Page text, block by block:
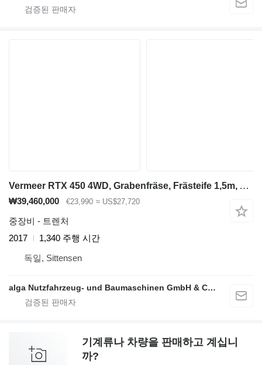
Vermeer RTX 450 4WD, Grabenfräse, Frästeife 1,5m, Allrad
₩39,460,000 €23,990 ≈ US$27,720
중장비 - 트렌처
2017
1,340 주행 시간
독일, Sittensen
alga Nutzfahrzeug- und Baumaschinen GmbH & Co. KG
기계류나 차량을 판매하고 계십니
까?